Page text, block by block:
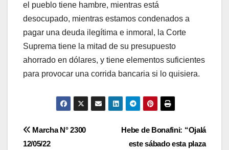
el pueblo tiene hambre, mientras está
desocupado, mientras estamos condenados a
pagar una deuda ilegítima e inmoral, la Corte
Suprema tiene la mitad de su presupuesto
ahorrado en dólares, y tiene elementos suficientes
para provocar una corrida bancaria si lo quisiera.
Navegación
Hebe de Bonafini: “Ojalá
este sábado esta plaza
Marcha N° 2300
12/05/22